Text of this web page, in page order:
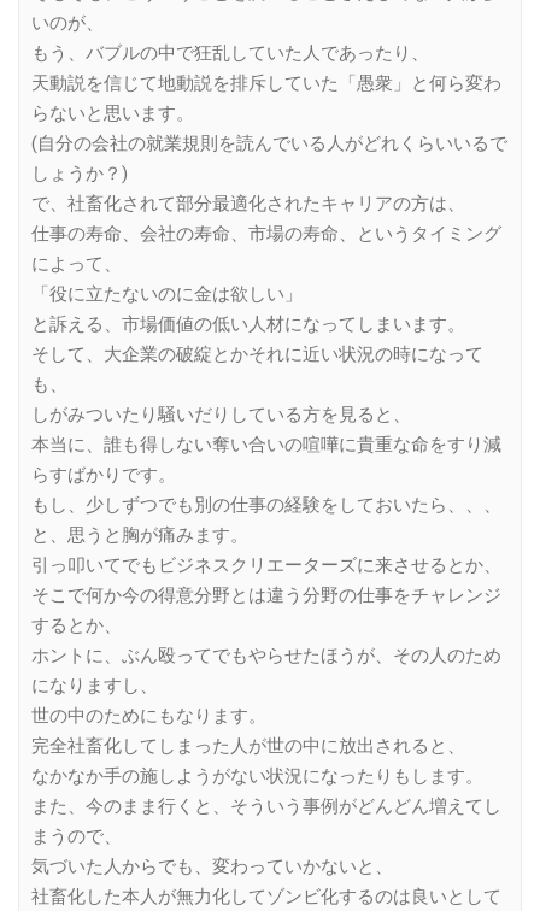
いのが、
もう、バブルの中で狂乱していた人であったり、
天動説を信じて地動説を排斥していた「愚衆」と何ら変わ
らないと思います。
(自分の会社の就業規則を読んでいる人がどれくらいいるで
しょうか？)
で、社畜化されて部分最適化されたキャリアの方は、
仕事の寿命、会社の寿命、市場の寿命、というタイミング
によって、
「役に立たないのに金は欲しい」
と訴える、市場価値の低い人材になってしまいます。
そして、大企業の破綻とかそれに近い状況の時になって
も、
しがみついたり騒いだりしている方を見ると、
本当に、誰も得しない奪い合いの喧嘩に貴重な命をすり減
らすばかりです。
もし、少しずつでも別の仕事の経験をしておいたら、、、
と、思うと胸が痛みます。
引っ叩いてでもビジネスクリエーターズに来させるとか、
そこで何か今の得意分野とは違う分野の仕事をチャレンジ
するとか、
ホントに、ぶん殴ってでもやらせたほうが、その人のため
になりますし、
世の中のためにもなります。
完全社畜化してしまった人が世の中に放出されると、
なかなか手の施しようがない状況になったりもします。
また、今のまま行くと、そういう事例がどんどん増えてし
まうので、
気づいた人からでも、変わっていかないと、
社畜化した本人が無力化してゾンビ化するのは良いとして